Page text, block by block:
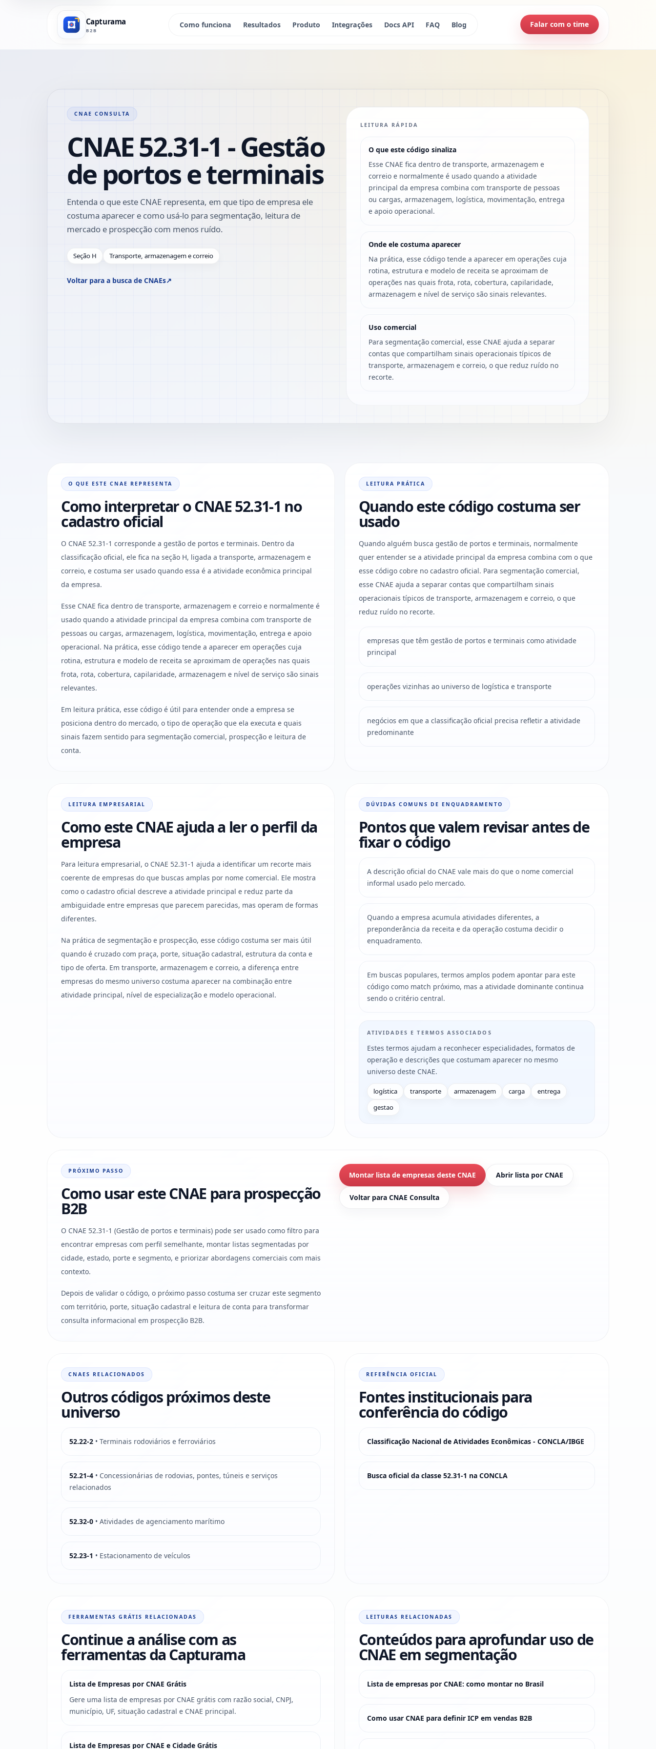
Capturama
B2B
Como funciona Resultados Produto Integrações Docs API FAQ Blog Falar com o time
CNAE CONSULTA
CNAE 52.31-1 - Gestão
de portos e terminais
Entenda o que este CNAE representa, em que tipo de empresa ele
costuma aparecer e como usá-lo para segmentação, leitura de
mercado e prospecção com menos ruído.
Seção H Transporte, armazenagem e correio
Voltar para a busca de CNAEs↗
LEITURA RÁPIDA
O que este código sinaliza
Esse CNAE fica dentro de transporte, armazenagem e
correio e normalmente é usado quando a atividade
principal da empresa combina com transporte de pessoas
ou cargas, armazenagem, logística, movimentação, entrega
e apoio operacional.
Onde ele costuma aparecer
Na prática, esse código tende a aparecer em operações cuja
rotina, estrutura e modelo de receita se aproximam de
operações nas quais frota, rota, cobertura, capilaridade,
armazenagem e nível de serviço são sinais relevantes.
Uso comercial
Para segmentação comercial, esse CNAE ajuda a separar
contas que compartilham sinais operacionais típicos de
transporte, armazenagem e correio, o que reduz ruído no
recorte.
O QUE ESTE CNAE REPRESENTA
Como interpretar o CNAE 52.31-1 no
cadastro oficial
O CNAE 52.31-1 corresponde a gestão de portos e terminais. Dentro da
classificação oficial, ele fica na seção H, ligada a transporte, armazenagem e
correio, e costuma ser usado quando essa é a atividade econômica principal
da empresa.
Esse CNAE fica dentro de transporte, armazenagem e correio e normalmente é
usado quando a atividade principal da empresa combina com transporte de
pessoas ou cargas, armazenagem, logística, movimentação, entrega e apoio
operacional. Na prática, esse código tende a aparecer em operações cuja
rotina, estrutura e modelo de receita se aproximam de operações nas quais
frota, rota, cobertura, capilaridade, armazenagem e nível de serviço são sinais
relevantes.
Em leitura prática, esse código é útil para entender onde a empresa se
posiciona dentro do mercado, o tipo de operação que ela executa e quais
sinais fazem sentido para segmentação comercial, prospecção e leitura de
conta.
LEITURA PRÁTICA
Quando este código costuma ser
usado
Quando alguém busca gestão de portos e terminais, normalmente
quer entender se a atividade principal da empresa combina com o que
esse código cobre no cadastro oficial. Para segmentação comercial,
esse CNAE ajuda a separar contas que compartilham sinais
operacionais típicos de transporte, armazenagem e correio, o que
reduz ruído no recorte.
empresas que têm gestão de portos e terminais como atividade
principal
operações vizinhas ao universo de logística e transporte
negócios em que a classificação oficial precisa refletir a atividade
predominante
LEITURA EMPRESARIAL
Como este CNAE ajuda a ler o perfil da
empresa
Para leitura empresarial, o CNAE 52.31-1 ajuda a identificar um recorte mais
coerente de empresas do que buscas amplas por nome comercial. Ele mostra
como o cadastro oficial descreve a atividade principal e reduz parte da
ambiguidade entre empresas que parecem parecidas, mas operam de formas
diferentes.
Na prática de segmentação e prospecção, esse código costuma ser mais útil
quando é cruzado com praça, porte, situação cadastral, estrutura da conta e
tipo de oferta. Em transporte, armazenagem e correio, a diferença entre
empresas do mesmo universo costuma aparecer na combinação entre
atividade principal, nível de especialização e modelo operacional.
DÚVIDAS COMUNS DE ENQUADRAMENTO
Pontos que valem revisar antes de
fixar o código
A descrição oficial do CNAE vale mais do que o nome comercial
informal usado pelo mercado.
Quando a empresa acumula atividades diferentes, a
preponderância da receita e da operação costuma decidir o
enquadramento.
Em buscas populares, termos amplos podem apontar para este
código como match próximo, mas a atividade dominante continua
sendo o critério central.
ATIVIDADES E TERMOS ASSOCIADOS
Estes termos ajudam a reconhecer especialidades, formatos de
operação e descrições que costumam aparecer no mesmo
universo deste CNAE.
logística transporte armazenagem carga
entrega
gestao
PRÓXIMO PASSO
Como usar este CNAE para prospecção
B2B
O CNAE 52.31-1 (Gestão de portos e terminais) pode ser usado como filtro para
encontrar empresas com perfil semelhante, montar listas segmentadas por
cidade, estado, porte e segmento, e priorizar abordagens comerciais com mais
contexto.
Depois de validar o código, o próximo passo costuma ser cruzar este segmento
com território, porte, situação cadastral e leitura de conta para transformar
consulta informacional em prospecção B2B.
Montar lista de empresas deste CNAE Abrir lista por CNAE
Voltar para CNAE Consulta
CNAES RELACIONADOS
Outros códigos próximos deste
universo
52.22-2 • Terminais rodoviários e ferroviários
52.21-4 • Concessionárias de rodovias, pontes, túneis e serviços
relacionados
52.32-0 • Atividades de agenciamento marítimo
52.23-1 • Estacionamento de veículos
REFERÊNCIA OFICIAL
Fontes institucionais para
conferência do código
Classificação Nacional de Atividades Econômicas - CONCLA/IBGE
Busca oficial da classe 52.31-1 na CONCLA
FERRAMENTAS GRÁTIS RELACIONADAS
Continue a análise com as
ferramentas da Capturama
Lista de Empresas por CNAE Grátis
Gere uma lista de empresas por CNAE grátis com razão social, CNPJ,
município, UF, situação cadastral e CNAE principal.
Lista de Empresas por CNAE e Cidade Grátis
LEITURAS RELACIONADAS
Conteúdos para aprofundar uso de
CNAE em segmentação
Lista de empresas por CNAE: como montar no Brasil
Como usar CNAE para definir ICP em vendas B2B